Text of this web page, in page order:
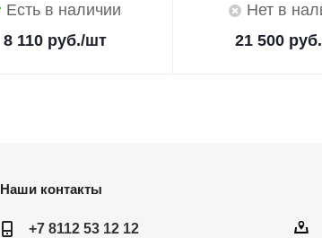
Есть в наличии
8 110руб./шт
Нет в
21 500 руб.
Наши контакты
+7 8112 53 12 12